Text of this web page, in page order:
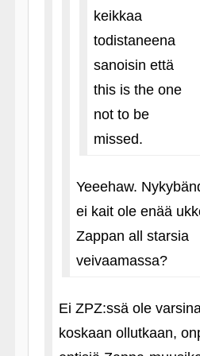
keikkaa
todistaneena
sanoisin että
this is the one
not to be
missed.
Yeeehaw.
ei kait ole enää
Zappan all starsia
veivaamassa?
Ei ZPZ:ssä ole
koskaan ollutkaan,